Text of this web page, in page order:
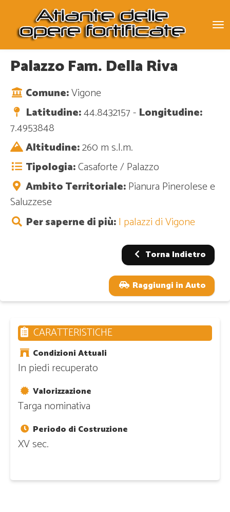
Palazzo Fam. Della Riva
Comune:Vigone
Latitudine:44.8432157 - Longitudine:
7.4953848
Altitudine:260 m s.l.m.
Tipologia:Casaforte / Palazzo
Ambito Territoriale:Pianura Pinerolese e
Saluzzese
Per saperne di più:I palazzi di Vigone
Torna Indietro
Raggiungi in Auto
CARATTERISTICHE
Condizioni Attuali
In piedi recuperato
Valorizzazione
Targa nominativa
Periodo di Costruzione
XV sec.